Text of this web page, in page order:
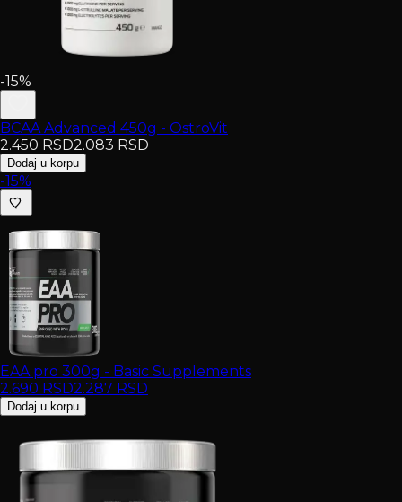
-15%
BCAA Advanced 450g - OstroVit
2.450 RSD2.083 RSD
Dodaj u korpu
-15%
EAA pro 300g - Basic Supplements
2.690 RSD2.287 RSD
Dodaj u korpu